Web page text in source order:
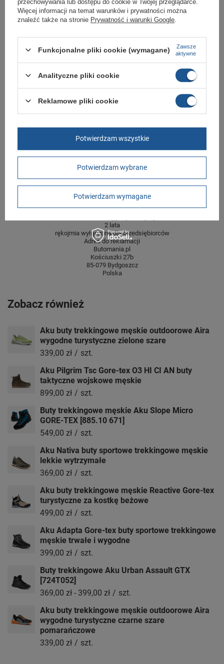
Marka Aku
Symbol 408095
Gwarancja Gwarancja
Zapięcie sznurowane
Cechy dodatkowe wodoodporne
Płeć
Szerokość towaru w
centymetrach
Więcej
20
Wysokość towaru w
Więcej
12
GWARANCJA
2 lata
rękojmia wyłączona dla przedsiębiorców
Adres do reklamacji
Butomania.pl
Kościuszki 27b
85-079 Bydgoszcz
Polska
Zobacz również
Aku buty trekkingowe męskie outdoorowe Aira
wygodne turystyczne zielone szare
339,00 zł / szt.
Aku Pilgrim Tsc Gore-tex O3 HI CI AN buty
taktyczne wojskowe męskie
899,00 zł / szt.
Buty trekkingowe męskie Aku Slope Micro
GORE-TEX [885.10 671]
549,00 zł / szt.
Aku Nativa buty sportowe trekkingowe męskie
lekkie wytrzymałe
369,00 zł / szt.
Aku buty trekkingowe męskie Reactive Gore-tex
turystyczne za kostkę beżowe
499,00 zł / szt.
Aku Adapta Gore-tex buty sportowe trekkingowe
męskie trwałe i wygodne
399,00 zł / szt.
Buty trekkingowe Aku Urban Assault GTX
[724T052]
369,00 zł - 399,00 zł / szt.
Aku buty trekkingowe męskie outdoorowe Aira
wygodne turystyczne czarne szare
pomarańczowe
339,00 zł / szt.
przechowywania lub dostępu do cookie w Twojej przeglądarce.
Więcej informacji na temat warunków i prywatności można
znaleźć także na stronie Prywatność i warunki Google
Funkcjonalne pliki cookie (wymagane)
Zawsze
aktywne
Analityczne pliki cookie
Reklamowe pliki cookie
Potwierdzam wybrane
Potwierdzam wymagane
Potwierdzam wszystkie